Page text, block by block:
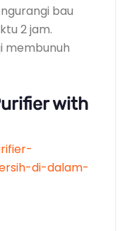
udara mobil
mobil
debu, polutan